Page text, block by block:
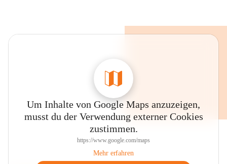
Um Inhalte von Google Maps anzuzeigen,
musst du der Verwendung externer Cookies
zustimmen.
https://www.google.com/maps
Mehr erfahren